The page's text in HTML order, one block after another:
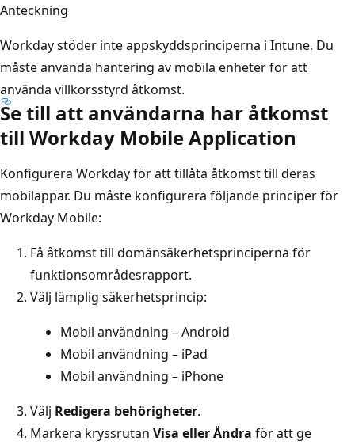
Anteckning
Workday stöder inte appskyddsprinciperna i Intune. Du
måste använda hantering av mobila enheter för att
använda villkorsstyrd åtkomst.
Se till att användarna har åtkomst
till Workday Mobile Application
Konfigurera Workday för att tillåta åtkomst till deras
mobilappar. Du måste konfigurera följande principer för
Workday Mobile:
Få åtkomst till domänsäkerhetsprinciperna för
funktionsområdesrapport.
Välj lämplig säkerhetsprincip:
Mobil användning – Android
Mobil användning – iPad
Mobil användning – iPhone
Välj Redigera behörigheter.
Markera kryssrutan Visa eller Ändra för att ge